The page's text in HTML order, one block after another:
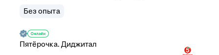
Без опыта
Пятёрочка. Диджитал